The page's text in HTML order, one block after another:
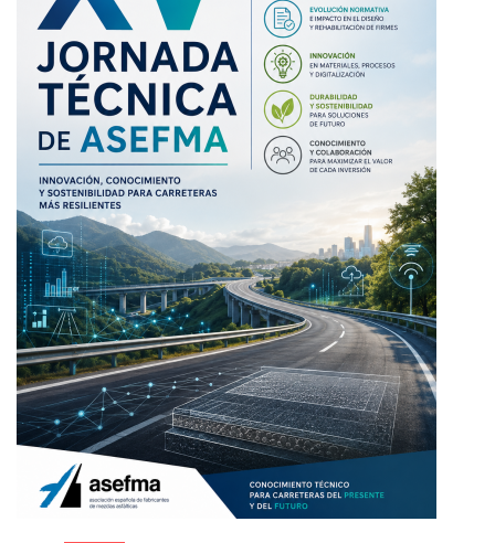
EXPERIENCE
CUENTA
NOTICIAS
BLOG
CLUB
AUTORES
CONTACTO
FAQ
Comparte: